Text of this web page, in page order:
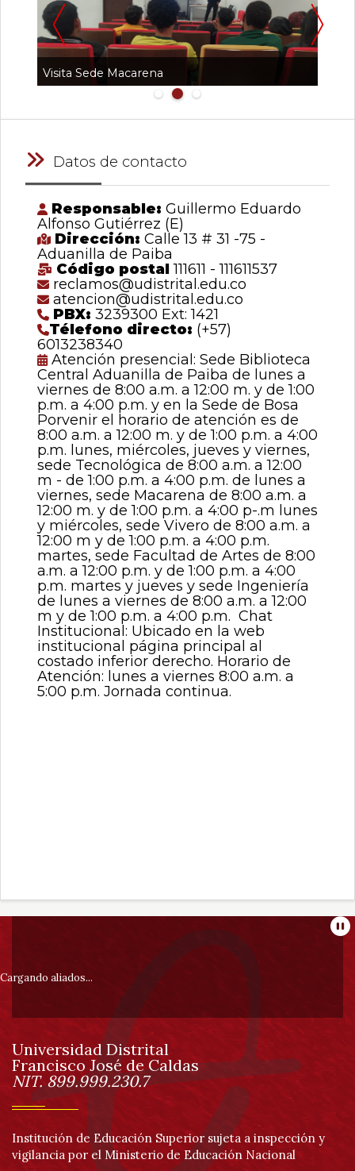
Visita Sede Macarena
Datos de contacto
Responsable: Guillermo Eduardo
Alfonso Gutiérrez (E)
Dirección: Calle 13 # 31 -75 -
Aduanilla de Paiba
Código postal111611 - 111611537
reclamos@udistrital.edu.co
atencion@udistrital.edu.co
PBX: 3239300 Ext: 1421
Télefono directo: (+57)
6013238340
Atención presencial: Sede Biblioteca
Central Aduanilla de Paiba de lunes a
viernes de 8:00 a.m. a 12:00 m. y de 1:00
p.m. a 4:00 p.m. y en la Sede de Bosa
Porvenir el horario de atención es de
8:00 a.m. a 12:00 m. y de 1:00 p.m. a 4:00
p.m. lunes, miércoles, jueves y viernes,
sede Tecnológica de 8:00 a.m. a 12:00
m - de 1:00 p.m. a 4:00 p.m. de lunes a
viernes, sede Macarena de 8:00 a.m. a
12:00 m. y de 1:00 p.m. a 4:00 p-.m lunes
y miércoles, sede Vivero de 8:00 a.m. a
12:00 m y de 1:00 p.m. a 4:00 p.m.
martes, sede Facultad de Artes de 8:00
a.m. a 12:00 p.m. y de 1:00 p.m. a 4:00
p.m. martes y jueves y sede Ingeniería
de lunes a viernes de 8:00 a.m. a 12:00
m y de 1:00 p.m. a 4:00 p.m. Chat
Institucional: Ubicado en la web
institucional página principal al
costado inferior derecho. Horario de
Atención: lunes a viernes 8:00 a.m. a
5:00 p.m. Jornada continua.
Información
pie
de
página
Cargando aliados...
Información
Universidad Distrital
Francisco José de Caldas
NIT. 899.999.230.7
Institución de Educación Superior sujeta a inspección y
vigilancia por el Ministerio de Educación Nacional